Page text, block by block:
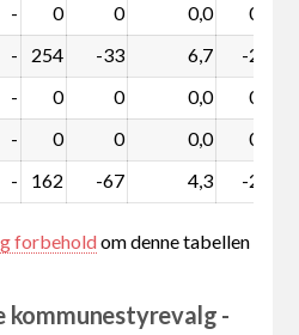
- 0 0 0,0 0,0
- 254 -33 6,7 -2,1
- 0 0 0,0 0,0
- 0 0 0,0 0,0
- 162 -67 4,3 -2,8
forbeholdom denne tabellen
-